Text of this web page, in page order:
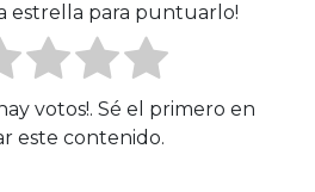
estrella para puntuarlo!
votos!. Sé el primero en
este contenido.